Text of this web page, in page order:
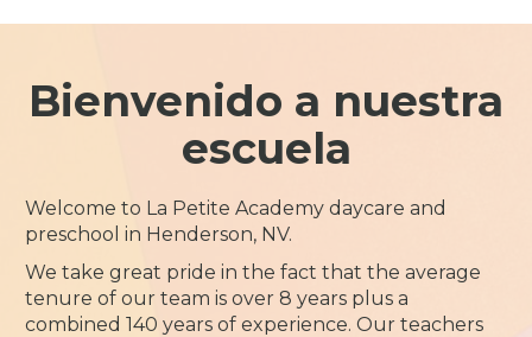
Bienvenido a nuestra
escuela
Welcome to La Petite Academy daycare and
preschool in Henderson, NV.
We take great pride in the fact that the average
tenure of our team is over 8 years plus a
combined 140 years of experience. Our teachers